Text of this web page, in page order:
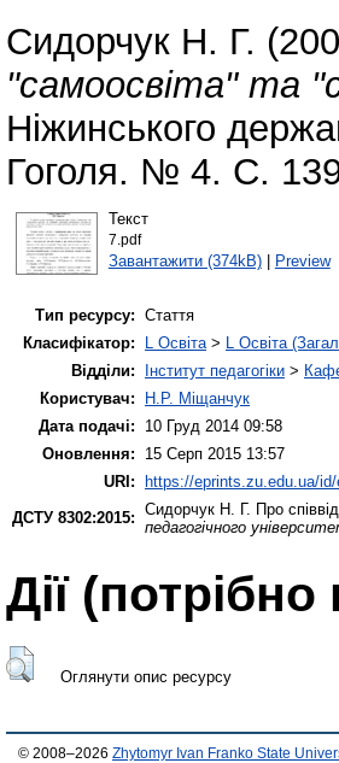
Сидорчук Н. Г.
"самоосвіта" та
Ніжинського
Гоголя. № 4. С.
Текст
7.pdf
Завантажити (374kB)| Preview
Тип ресурсу: Стаття
Класифікатор:
L Освіта> L Освіта
Відділи:
Інститут педагогіки >
Користувач:
Н.Р. Міщанчук
Дата подачі:
10 Груд 2014 09:58
Оновлення:
15 Серп 2015 13:57
URI:
https://eprints.zu.edu.ua/
ДСТУ 8302:2015: Сидорчук Н. Г. Про
педагогічного
Дії ​​(потрібно
Оглянути опис ресурсу
© 2008–2026 Zhytomyr Ivan Franko State